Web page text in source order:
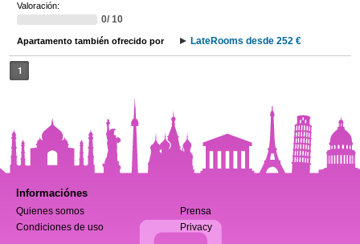
Valoración:
0/ 10
Apartamento también ofrecido por LateRooms desde 252 €
1
Informaciónes
Quienes somos
Prensa
Condiciones de uso
Privacy